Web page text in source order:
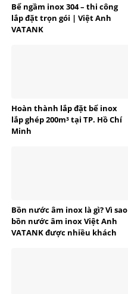
Bể ngầm inox 304 – thi công
lắp đặt trọn gói | Việt Anh
VATANK
Hoàn thành lắp đặt bể inox
lắp ghép 200m³ tại TP. Hồ Chí
Minh
Bồn nước âm inox là gì? Vì sao
bồn nước âm inox Việt Anh
VATANK được nhiều khách